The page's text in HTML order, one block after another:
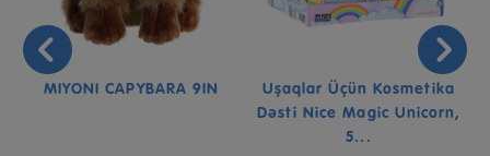
MIYONI CAPYBARA 9IN
Uşaqlar Üçün Kosmetika
Dəsti Nice Magic Unicorn,
5...